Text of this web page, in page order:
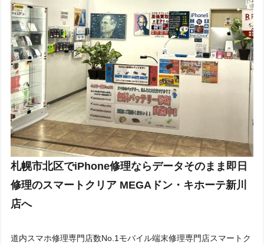
札幌市北区でiPhone修理ならデータそのまま即日
修理のスマートクリア MEGAドン・キホーテ新川
店へ
道内スマホ修理専門店数No.1モバイル端末修理専門店スマートク